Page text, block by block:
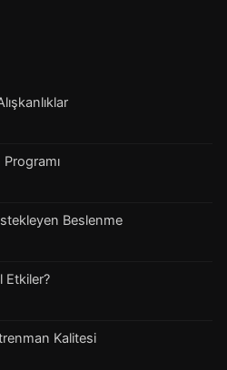
Beslenme
Etkiler?
Kalitesi